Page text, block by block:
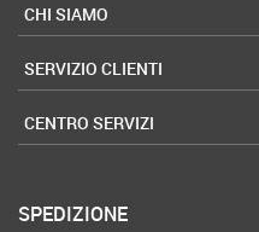
CHI SIAMO
SERVIZIO CLIENTI
CENTRO SERVIZI
SPEDIZIONE